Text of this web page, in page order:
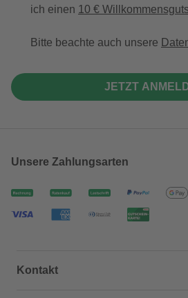
ich einen 10 €
Bitte beachte auch unsere
JETZT
Unsere Zahlungsarten
Kontakt